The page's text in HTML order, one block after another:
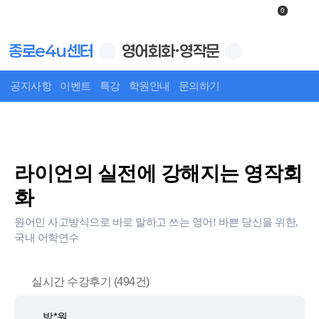
0
종로e4u센터 영어회화·영작문
공지사항 이벤트 특강 학원안내 문의하기
라이언의 실전에 강해지는 영작회
화
원어민 사고방식으로 바로 말하고 쓰는 영어! 바쁜 당신을 위한,
국내 어학연수
실시간 수강후기 (494건)
박*원